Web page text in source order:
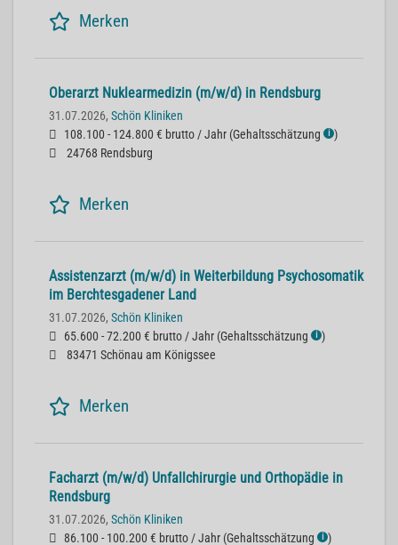
Merken
Oberarzt Nuklearmedizin (m/w/d) in Rendsburg
31.07.2026, Schön Kliniken
108.100 - 124.800 € brutto / Jahr (Gehaltsschätzung ℹ )
24768 Rendsburg
Merken
Assistenzarzt (m/w/d) in Weiterbildung Psychosomatik
im Berchtesgadener Land
31.07.2026, Schön Kliniken
65.600 - 72.200 € brutto / Jahr (Gehaltsschätzung ℹ )
83471 Schönau am Königssee
Merken
Facharzt (m/w/d) Unfallchirurgie und Orthopädie in
Rendsburg
31.07.2026, Schön Kliniken
86.100 - 100.200 € brutto / Jahr (Gehaltsschätzung ℹ )